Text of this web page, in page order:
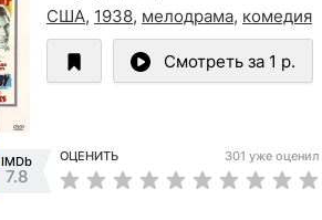
США, 1938, мелодрама, комедия
Смотреть за 1 р.
IMDb
7.8
ОЦЕНИТЬ 301 уже оценил